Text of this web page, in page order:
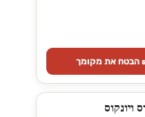
הבטח את מקומך